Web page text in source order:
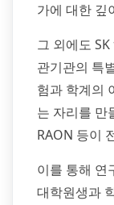
가에 대한 깊
그 외에도
관기관의 특
험과 학계의
는 자리를 만
RAON 등이
이를 통해 연
대학원생과